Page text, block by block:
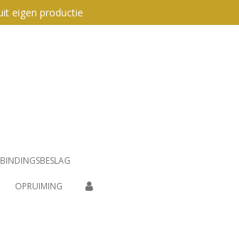
eigen productie
OPRUIMING